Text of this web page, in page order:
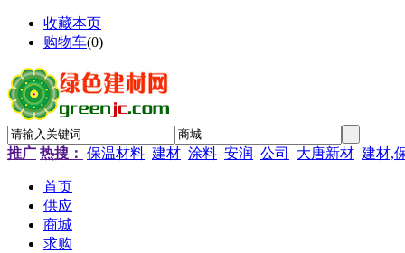
收藏本页
购物车(0)
推广 热搜： 保温材料 建材 涂料 安润 公司 大唐新材 建材,
首页
供应
商城
求购